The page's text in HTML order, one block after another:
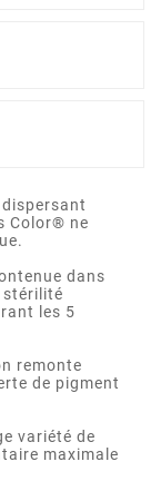
Color® ne
dans
stérilité
les 5
remonte
de pigment
variété de
maximale